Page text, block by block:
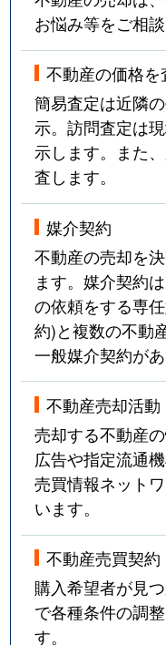
お悩み等をご相談
不動産の価格を
簡易査定は近隣
示。訪問査定は
示します。また
査します。
媒介契約
不動産の売却を
ます。媒介契約
の依頼をする専
約)と複数の不動
一般媒介契約があ
不動産売却活動
売却する不動産
広告や指定流通
売買情報ネット
います。
不動産売買契約
購入希望者が見
で各種条件の調
す。